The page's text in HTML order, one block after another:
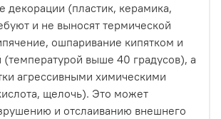
декорации (пластик, керамика,
и не выносят термической
ошпаривание кипятком и
(температурой выше 40 градусов), а
агрессивными химическими
щелочь). Это может
и отслаиванию внешнего